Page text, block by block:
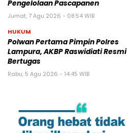
Pengelolaan Pascapanen
Jumat, 7 Agu 2026 - 08:54 WIB
HUKUM
Polwan Pertama Pimpin Polres
Lampura, AKBP Raswidiati Resmi
Bertugas
Rabu, 5 Agu 2026 - 14:45 WIB